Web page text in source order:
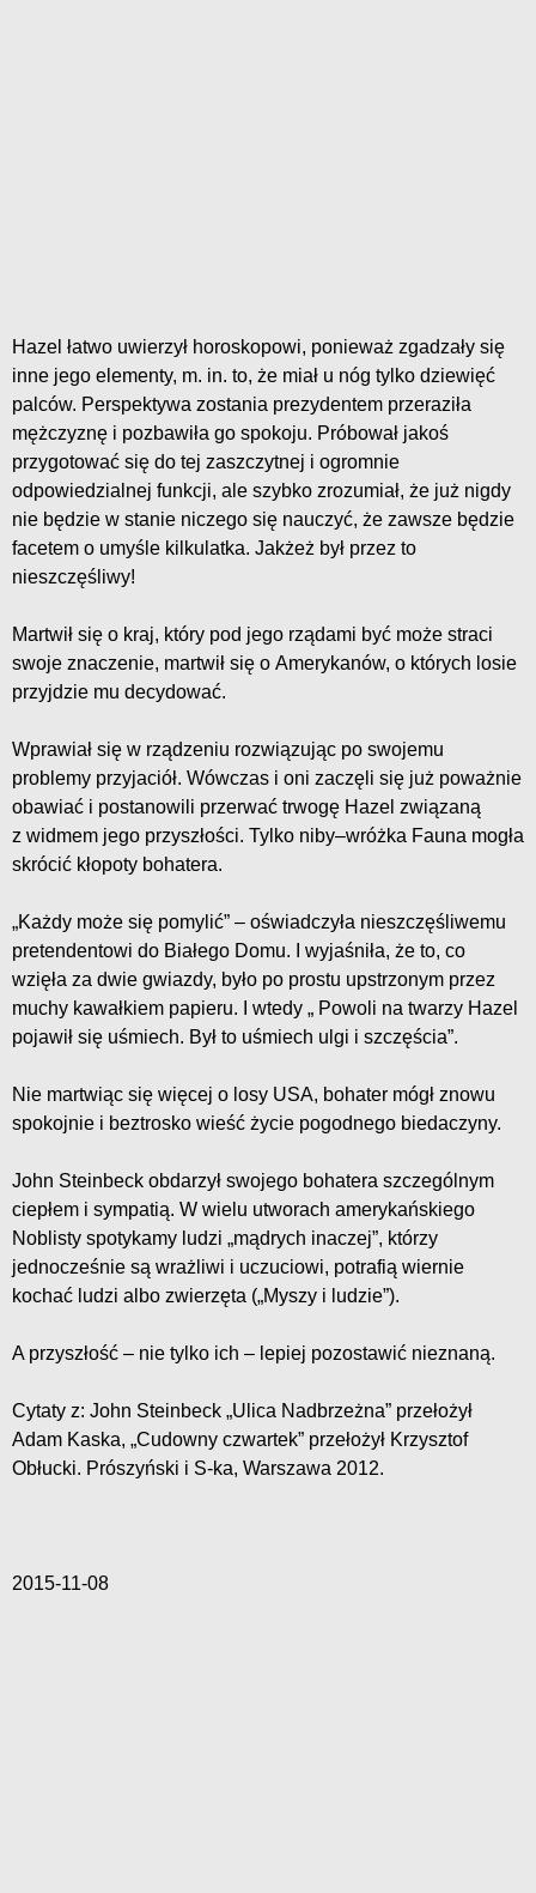
Hazel łatwo uwierzył horoskopowi, ponieważ zgadzały się
inne jego elementy, m. in. to, że miał u nóg tylko dziewięć
palców. Perspektywa zostania prezydentem przeraziła
mężczyznę i pozbawiła go spokoju. Próbował jakoś
przygotować się do tej zaszczytnej i ogromnie
odpowiedzialnej funkcji, ale szybko zrozumiał, że już nigdy
nie będzie w stanie niczego się nauczyć, że zawsze będzie
facetem o umyśle kilkulatka. Jakżeż był przez to
nieszczęśliwy!
Martwił się o kraj, który pod jego rządami być może straci
swoje znaczenie, martwił się o Amerykanów, o których losie
przyjdzie mu decydować.
Wprawiał się w rządzeniu rozwiązując po swojemu
problemy przyjaciół. Wówczas i oni zaczęli się już poważnie
obawiać i postanowili przerwać trwogę Hazel związaną
z widmem jego przyszłości. Tylko niby–wróżka Fauna mogła
skrócić kłopoty bohatera.
„Każdy może się pomylić” – oświadczyła nieszczęśliwemu
pretendentowi do Białego Domu. I wyjaśniła, że to, co
wzięła za dwie gwiazdy, było po prostu upstrzonym przez
muchy kawałkiem papieru. I wtedy „ Powoli na twarzy Hazel
pojawił się uśmiech. Był to uśmiech ulgi i szczęścia”.
Nie martwiąc się więcej o losy USA, bohater mógł znowu
spokojnie i beztrosko wieść życie pogodnego biedaczyny.
John Steinbeck obdarzył swojego bohatera szczególnym
ciepłem i sympatią. W wielu utworach amerykańskiego
Noblisty spotykamy ludzi „mądrych inaczej”, którzy
jednocześnie są wrażliwi i uczuciowi, potrafią wiernie
kochać ludzi albo zwierzęta („Myszy i ludzie”).
A przyszłość – nie tylko ich – lepiej pozostawić nieznaną.
Cytaty z: John Steinbeck „Ulica Nadbrzeżna” przełożył
Adam Kaska, „Cudowny czwartek” przełożył Krzysztof
Obłucki. Prószyński i S-ka, Warszawa 2012.
2015-11-08